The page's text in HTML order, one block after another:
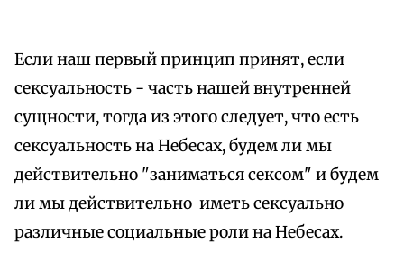
Если наш первый принцип принят, если
сексуальность - часть нашей внутренней
сущности, тогда из этого следует, что есть
сексуальность на Небесах, будем ли мы
действительно "заниматься сексом" и будем
ли мы действительно иметь сексуально
различные социальные роли на Небесах.